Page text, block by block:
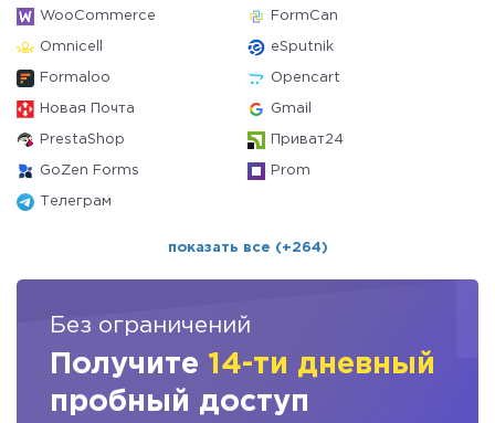
WooCommerce FormCan
Omnicell eSputnik
Formaloo Opencart
Новая Почта Gmail
PrestaShop Приват24
GoZen Forms Prom
Телеграм
показать все (+264)
Без ограничений
Получите 14-ти дневный
пробный доступ